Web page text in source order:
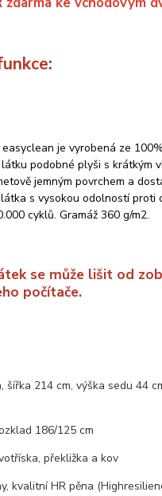
je vyrobená ze 100%
podobné plyši s krátkým
jemným povrchem a
s vysokou odolností proti
cyklů. Gramáž 360 g/m2.
se může lišit od
počítače.
šířka 214 cm, výška sedu 44
186/125 cm
překližka a kov
kvalitní HR pěna